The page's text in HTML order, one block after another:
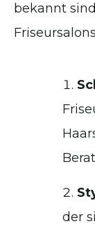
bekannt
der